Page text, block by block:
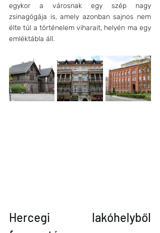
egykor a városnak egy szép nagy
zsinagógája is, amely azonban sajnos nem
élte túl a történelem viharait, helyén ma egy
emléktábla áll.
Hercegi lakóhelyből